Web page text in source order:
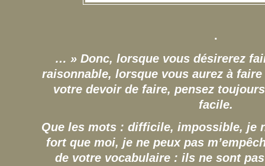
.
… » Donc, lorsque vous désirerez
raisonnable, lorsque vous aurez à
votre devoir de faire, pensez
facile.
Que les mots : difficile, impossible, je
fort que moi, je ne peux pas
de votre vocabulaire : ils ne sont